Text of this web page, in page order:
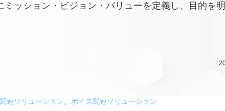
ミッション・ビジョン・バリューを定義し、目的を
連ソリューション ボイス関連ソリューション